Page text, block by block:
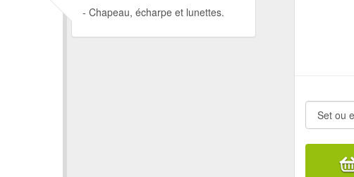
Chapeau, écharpe et lunettes.